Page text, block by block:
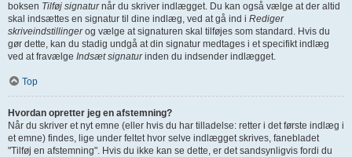
boksen Tilføj signaturnår du skriver indlægget. Du kan også vælge at der altid
skal indsættes en signatur til dine indlæg, ved at gå ind i Rediger
skriveindstillingerog vælge at signaturen skal tilføjes som standard. Hvis du
gør dette, kan du stadig undgå at din signatur medtages i et specifikt indlæg
ved at fravælge Indsæt signaturinden du indsender indlægget.
Top
Hvordan opretter jeg en afstemning?
Når du skriver et nyt emne (eller hvis du har tilladelse: retter i det første indlæg i
et emne) findes, lige under feltet hvor selve indlægget skrives, fanebladet
"Tilføj en afstemning". Hvis du ikke kan se dette, er det sandsynligvis fordi du